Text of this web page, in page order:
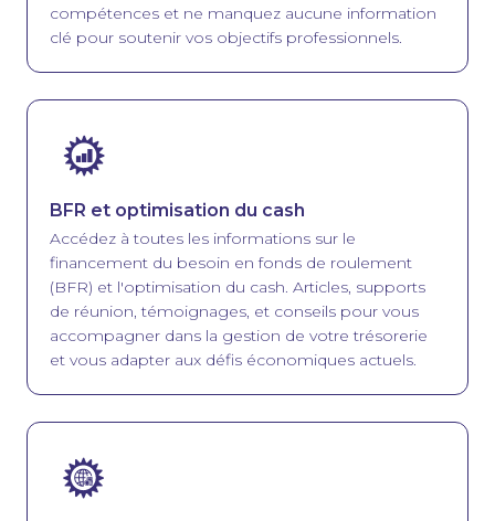
compétences et ne manquez aucune information
clé pour soutenir vos objectifs professionnels.
Image
BFR et optimisation du cash
Accédez à toutes les informations sur le
financement du besoin en fonds de roulement
(BFR) et l'optimisation du cash. Articles, supports
de réunion, témoignages, et conseils pour vous
accompagner dans la gestion de votre trésorerie
et vous adapter aux défis économiques actuels.
Image